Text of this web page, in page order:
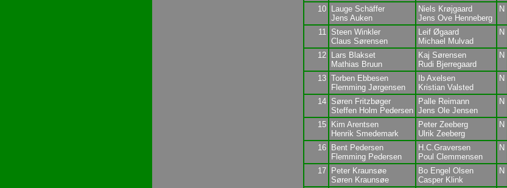
10
Lauge Schäffer
Jens Auken
Niels Krøjgaard
Jens Ove Henneberg
N
11
Steen Winkler
Claus Sørensen
Leif Øgaard
Michael Mulvad
N
12
Lars Blakset
Mathias Bruun
Kaj Sørensen
Rudi Bjerregaard
N
13 Torben Ebbesen
Flemming Jørgensen
Ib Axelsen
Kristian Valsted
N
14
Søren Fritzbøger
Steffen Holm Pedersen
Palle Reimann
Jens Ole Jensen
N
15
Kim Arentsen
Henrik Smedemark
Peter Zeeberg
Ulrik Zeeberg
N
16
Bent Pedersen
Flemming Pedersen
H.C.Graversen
Poul Clemmensen
N
17
Peter Kraunsøe
Søren Kraunsøe
Bo Engel Olsen
Casper Klink
N